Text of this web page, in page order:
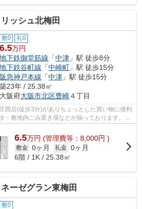
ッシュ北梅田
敷0 礼0
6.5万円
地下鉄御堂筋線 「中津 」駅 徒歩8分
地下鉄谷町線 「中崎町 」駅 徒歩15分
阪急神戸本線 「中津 」駅 徒歩15分
築23年 / 25.38㎡
大阪府大阪市北区豊崎４丁目
西店(徒歩3分)がありちょっとした買い物に便利
・敷地内ごみ置き場などが揃っております。こ
ります。...
6.5万円 (管理費等：8,000円 )
敷金 0ヶ月 礼金 0ヶ月
6階 / 1K / 25.38㎡
ーゼグラン東梅田
敷0